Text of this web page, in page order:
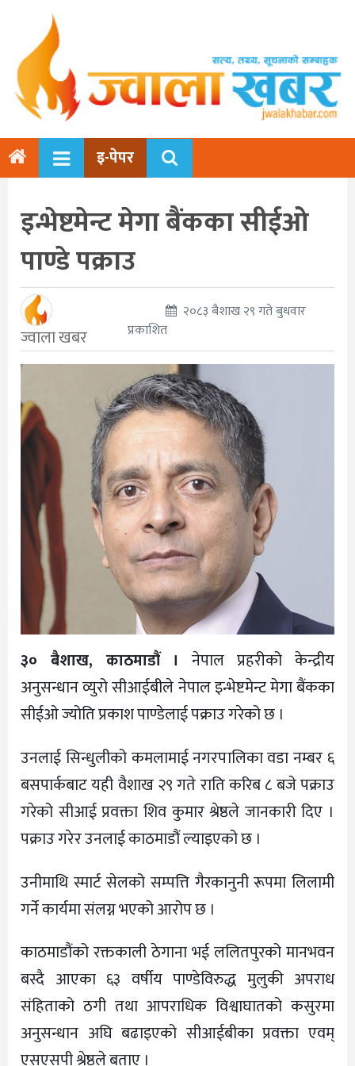
इ-पेपर
इन्भेष्टमेन्ट मेगा बैंकका सीईओ
पाण्डे पक्राउ
ज्वाला खबर
२०८३ बैशाख २९ गते बुधवार
प्रकाशित
३० बैशाख, काठमाडौं । नेपाल प्रहरीको केन्द्रीय
अनुसन्धान व्युरो सीआईबीले नेपाल इन्भेष्टमेन्ट मेगा बैंकका
सीईओ ज्योति प्रकाश पाण्डेलाई पक्राउ गरेको छ ।
उनलाई सिन्धुलीको कमलामाई नगरपालिका वडा नम्बर ६
बसपार्कबाट यही वैशाख २९ गते राति करिब ८ बजे पक्राउ
गरेको सीआई प्रवक्ता शिव कुमार श्रेष्ठले जानकारी दिए ।
पक्राउ गरेर उनलाई काठमाडौं ल्याइएको छ ।
उनीमाथि स्मार्ट सेलको सम्पत्ति गैरकानुनी रूपमा लिलामी
गर्ने कार्यमा संलग्न भएको आरोप छ ।
काठमाडौंको रक्तकाली ठेगाना भई ललितपुरको मानभवन
बस्दै आएका ६३ वर्षीय पाण्डेविरुद्ध मुलुकी अपराध
संहिताको ठगी तथा आपराधिक विश्वाघातको कसुरमा
अनुसन्धान अघि बढाइएको सीआईबीका प्रवक्ता एवम्